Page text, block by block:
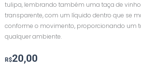
tulipa, lembrando também uma taça de
transparente, com um líquido dentro que se
conforme o movimento, proporcionando um
qualquer ambiente.
R$20,00